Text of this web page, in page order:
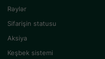
Rəylər
Sifarişin statusu
Aksiya
Keşbek sistemi